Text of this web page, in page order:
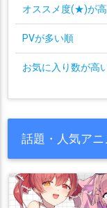
オススメ度(★)が
PVが多い順
お気に入り数が高
話題・人気ア